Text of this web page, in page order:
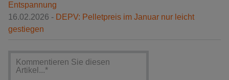
Entspannung
16.02.2026 - DEPV: Pelletpreis im Januar nur leicht
gestiegen